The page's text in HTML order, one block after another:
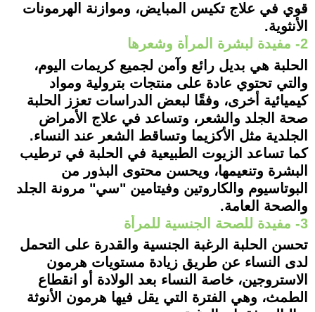
قوي في علاج تكيس المبايض، وموازنة الهرمونات
الأنثوية.
2- مفيدة لبشرة المرأة وشعرها
الحلبة هي بديل رائع وآمن لجميع كريمات اليوم،
والتي تحتوي عادة على منتجات بترولية ومواد
كيميائية أخرى، وفقًا لبعض الدراسات تعزز الحلبة
صحة الجلد والشعر، وتساعد في علاج الأمراض
الجلدية مثل الأكزيما وتساقط الشعر عند النساء.
كما تساعد الزيوت الطبيعية في الحلبة في ترطيب
البشرة وتنعيمها، ويحسن محتوى البذور من
البوتاسيوم والكاروتين وفيتامين "سي" مرونة الجلد
والصحة العامة.
3- مفيدة للصحة الجنسية للمرأة
تحسن الحلبة الرغبة الجنسية والقدرة على التحمل
لدى النساء عن طريق زيادة مستويات هرمون
الاستروجين، خاصة النساء بعد الولادة أو انقطاع
الطمث، وهي الفترة التي يقل فيها هرمون الأنوثة